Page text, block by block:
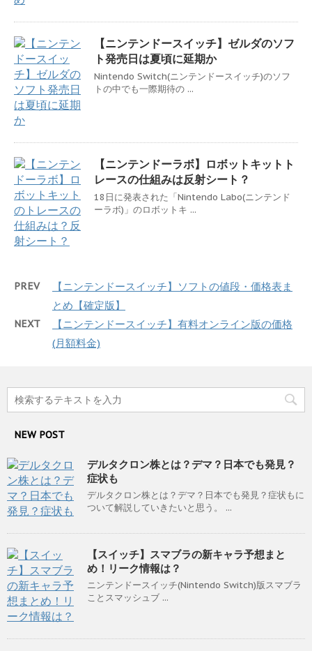
【ニンテンドースイッチ】ゼルダのソフ
ト発売日は夏頃に延期か
Nintendo Switch(ニンテンドースイッチ)のソフ
トの中でも一際期待の ...
【ニンテンドーラボ】ロボットキットト
レースの仕組みは反射シート？
18日に発表された「Nintendo Labo(ニンテンド
ーラボ)」のロボットキ ...
PREV
【ニンテンドースイッチ】ソフトの値段・価格表ま
とめ【確定版】
NEXT
【ニンテンドースイッチ】有料オンライン版の価格
(月額料金)
NEW POST
デルタクロン株とは？デマ？日本でも発見？
症状も
デルタクロン株とは？デマ？日本でも発見？症状もに
ついて解説していきたいと思う。 ...
【スイッチ】スマブラの新キャラ予想まと
め！リーク情報は？
ニンテンドースイッチ(Nintendo Switch)版スマブラ
ことスマッシュブ ...